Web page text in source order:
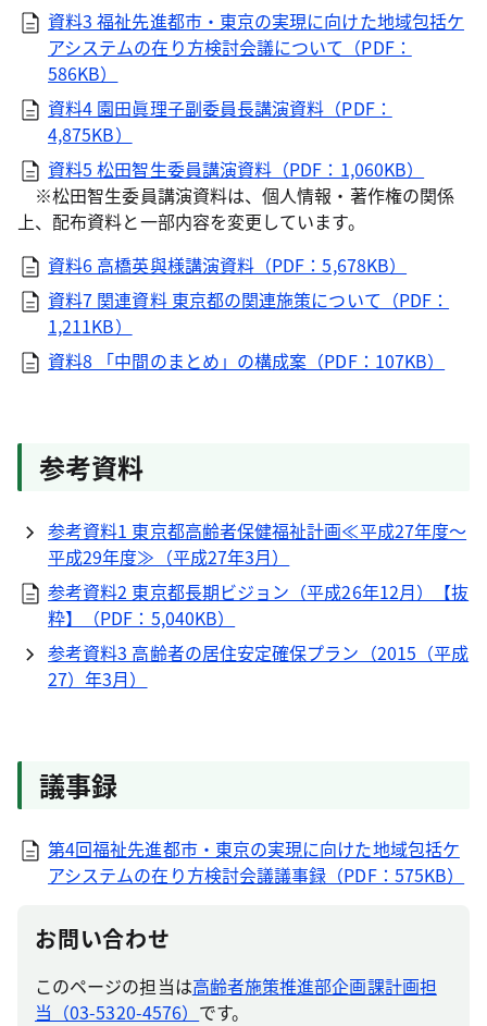
資料3 福祉先進都市・東京の実現に向けた地域包括ケ
アシステムの在り方検討会議について（PDF：
586KB）
資料4 園田眞理子副委員長講演資料（PDF：
4,875KB）
資料5 松田智生委員講演資料（PDF：1,060KB）
※松田智生委員講演資料は、個人情報・著作権の関係
上、配布資料と一部内容を変更しています。
資料6 高橋英與様講演資料（PDF：5,678KB）
資料7 関連資料 東京都の関連施策について（PDF：
1,211KB）
資料8 「中間のまとめ」の構成案（PDF：107KB）
参考資料
参考資料1 東京都高齢者保健福祉計画≪平成27年度～
平成29年度≫（平成27年3月）
参考資料2 東京都長期ビジョン（平成26年12月）【抜
粋】（PDF：5,040KB）
参考資料3 高齢者の居住安定確保プラン（2015（平成
27）年3月）
議事録
第4回福祉先進都市・東京の実現に向けた地域包括ケ
アシステムの在り方検討会議議事録（PDF：575KB）
お問い合わせ
このページの担当は高齢者施策推進部企画課計画担
当（03-5320-4576） です。